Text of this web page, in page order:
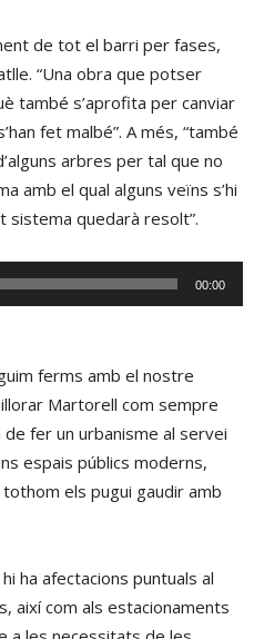
de tot el barri per fases,
“Una obra que potser
també s’aprofita per canviar
fet malbé”. A més, “també
arbres per tal que no
amb el qual alguns veïns s’hi
sistema quedarà resolt”.
00:00
ferms amb el nostre
Martorell com sempre
fer un urbanisme al servei
espais públics moderns,
els pugui gaudir amb
ha afectacions puntuals al
així com als estacionaments